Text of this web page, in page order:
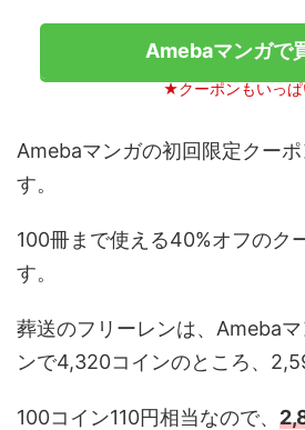
Amebaマンガで
★クーポンもいっ
Amebaマンガの初回限定クー
す。
100冊まで使える40%オフのク
す。
葬送のフリーレンは、Ameba
ンで4,320コインのところ、
100コイン110円相当なので、